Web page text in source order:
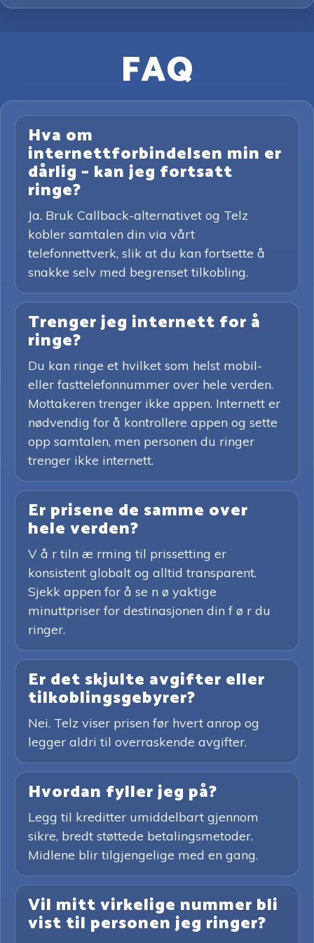
FAQ
Hva om
internettforbindelsen min er
dårlig – kan jeg fortsatt
ringe?
Ja. Bruk Callback-alternativet og Telz
kobler samtalen din via vårt
telefonnettverk, slik at du kan fortsette å
snakke selv med begrenset tilkobling.
Trenger jeg internett for å
ringe?
Du kan ringe et hvilket som helst mobil-
eller fasttelefonnummer over hele verden.
Mottakeren trenger ikke appen. Internett er
nødvendig for å kontrollere appen og sette
opp samtalen, men personen du ringer
trenger ikke internett.
Er prisene de samme over
hele verden?
V å r tiln æ rming til prissetting er
konsistent globalt og alltid transparent.
Sjekk appen for å se n ø yaktige
minuttpriser for destinasjonen din f ø r du
ringer.
Er det skjulte avgifter eller
tilkoblingsgebyrer?
Nei. Telz viser prisen før hvert anrop og
legger aldri til overraskende avgifter.
Hvordan fyller jeg på?
Legg til kreditter umiddelbart gjennom
sikre, bredt støttede betalingsmetoder.
Midlene blir tilgjengelige med en gang.
Vil mitt virkelige nummer bli
vist til personen jeg ringer?